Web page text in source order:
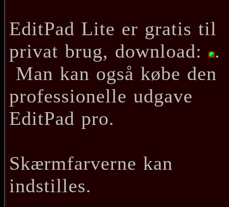
EditPad Lite er gratis til
privat brug, download:
.
Man kan også købe den
professionelle udgave
EditPad pro.
Skærmfarverne kan
indstilles.